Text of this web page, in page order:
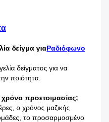
δείγμα γιαΡαδιόφωνο
δείγματος για να
ποιότητα.
χρόνο προετοιμασίας;
ο χρόνος μαζικής
το προσαρμοσμένο